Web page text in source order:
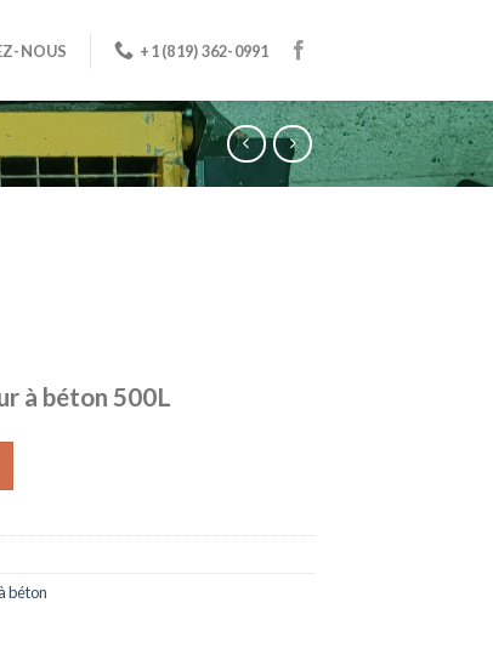
NOUS +1 (819) 362-0991
à béton 500L
béton